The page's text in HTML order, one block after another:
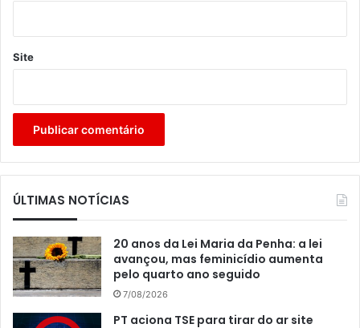
Site
ÚLTIMAS NOTÍCIAS
20 anos da Lei Maria da Penha: a lei
avançou, mas feminicídio aumenta
pelo quarto ano seguido
7/08/2026
PT aciona TSE para tirar do ar site